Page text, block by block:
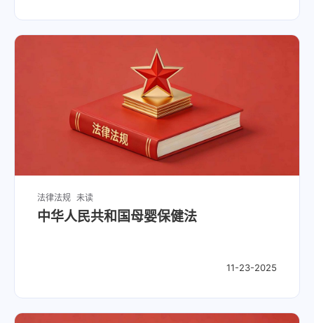
法律法规 未读
中华人民共和国母婴保健法
11-23-2025